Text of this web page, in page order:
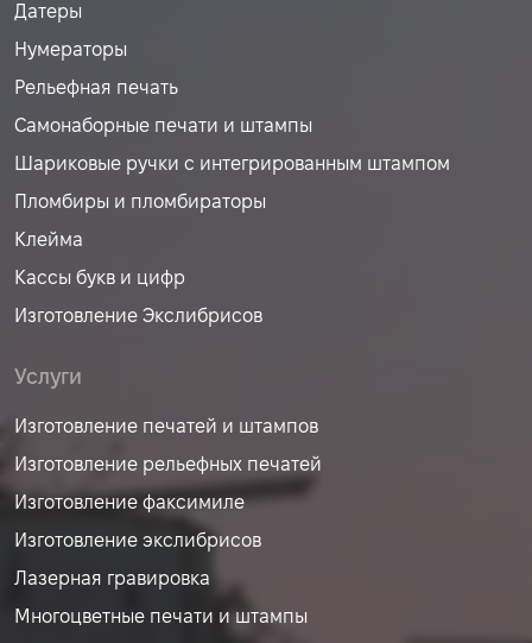
Услуги
Изготовление печатей и штампов
Изготовление рельефных печатей
Изготовление факсимиле
Изготовление экслибрисов
Лазерная гравировка
Многоцветные печати и штампы
Датеры
Нумераторы
Рельефная печать
Самонаборные печати и штампы
Шариковые ручки с интегрированным штампом
Пломбиры и пломбираторы
Клейма
Кассы букв и цифр
Изготовление Экслибрисов